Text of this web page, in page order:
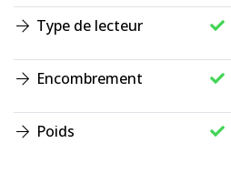
Type de lecteur
Encombrement
Poids